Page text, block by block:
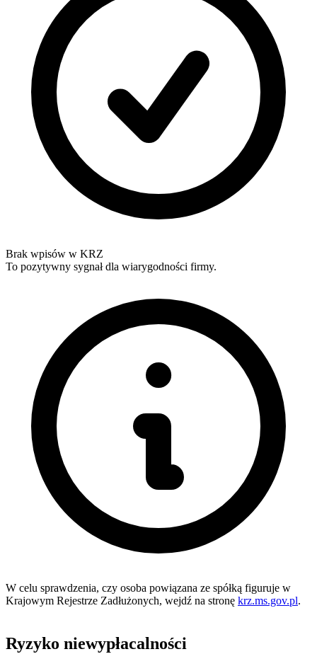
Brak wpisów w KRZ
To pozytywny sygnał dla wiarygodności firmy.
W celu sprawdzenia, czy osoba powiązana ze spółką figuruje w
Krajowym Rejestrze Zadłużonych, wejdź na stronę krz.ms.gov.pl.
Ryzyko niewypłacalności